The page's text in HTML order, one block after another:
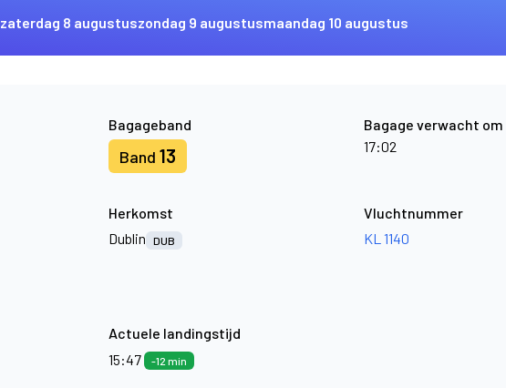
zaterdag 8 augustuszondag 9 augustusmaandag 10 augustus
Bagageband
Band 13
Bagage verwacht om
17:02
Herkomst
Dublin
DUB
Vluchtnummer
KL 1140
Actuele landingstijd
15:47
-12 min